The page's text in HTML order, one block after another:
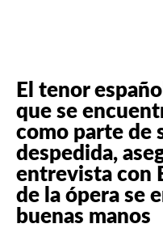
El tenor
que se
como parte de
despedida,
entrevista con
de la ópera se
buenas manos